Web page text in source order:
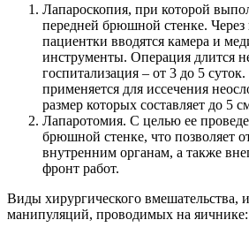
Лапароскопия, при которой
передней брюшной стенке. Через
пациентки вводятся камера и
инструменты. Операция длится
госпитализация – от 3 до 5
применяется для иссечения
размер которых составляет до 5
Лапаротомия. С целью ее
брюшной стенке, что позволяет
внутренним органам, а также
фронт работ.
Виды хирургического вмешательства,
манипуляций, проводимых на яичнике: